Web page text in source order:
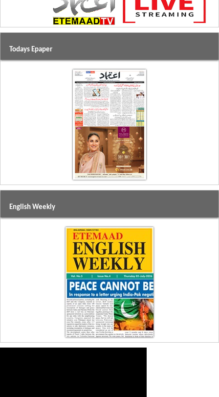
Todays Epaper
English Weekly